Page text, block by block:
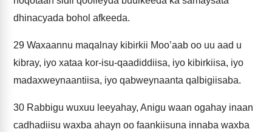
dhinacyada bohol afkeeda.
29 Waxaannu maqalnay kibirkii Moo’aab oo uu aad u
kibray, iyo xataa kor-isu-qaadiddiisa, iyo kibirkiisa, iyo
madaxweynaantiisa, iyo qabweynaanta qalbigiisaba.
30 Rabbigu wuxuu leeyahay, Anigu waan ogahay inaan
cadhadiisu waxba ahayn oo faankiisuna innaba waxba